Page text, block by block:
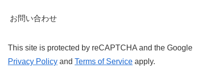
お問い合わせ
This site is protected by reCAPTCHA and the Google
Privacy Policy and Terms of Service apply.